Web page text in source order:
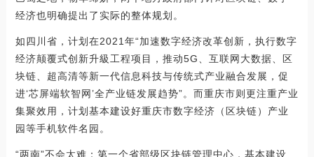
经济也明确提出了实际的整体规划。
如四川省，计划在2021年“加速数字经济改革创新，执行数字
经济颠覆式创新升級工程项目，推动5G、互联网大数据、区
块链、超高清等新一代信息科技与传统式产业融合发展，促
进‘芯屏端软智网’全产业链发展趋势”。而重庆市则更注重产业
集聚效用，计划基本建设好重庆市数字经济（区块链）产业
园等手机软件名园。
“两南”不会太难：第一个省部级区块链管理中心，基本建设